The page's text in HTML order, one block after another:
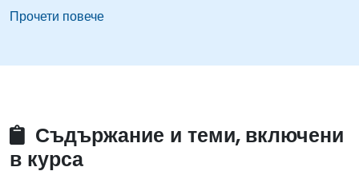
Прочети повече
Съдържание и теми, включени
в курса